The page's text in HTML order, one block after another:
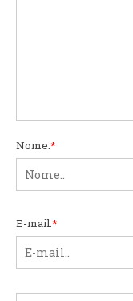
Nome:*
E-mail:*